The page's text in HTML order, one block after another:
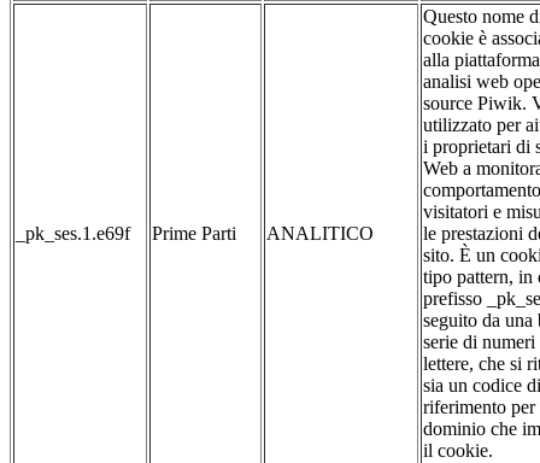
_pk_ses.1.e69f Prime Parti ANALITICO
Questo nome
cookie è
alla
analisi web
source Piwik.
utilizzato per
i proprietari di
Web a
visitatori e
le prestazioni
sito. È un
tipo pattern, in
prefisso
seguito da una
serie di numeri
lettere, che si
sia un codice di
riferimento
dominio che
il cookie.